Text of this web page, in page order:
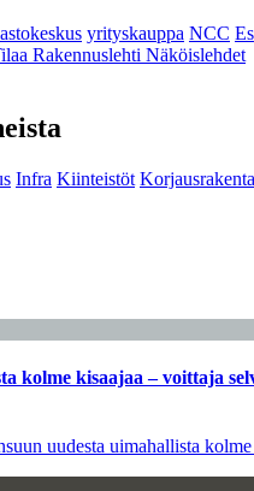
yrityskauppa NCC
Rakennuslehti Näköislehdet
Infra Kiinteistöt
kolme kisaajaa – voittaja
uudesta uimahallista